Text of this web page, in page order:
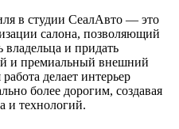
в студии СеалАвто — это
салона, позволяющий
владельца и придать
и премиальный внешний
делает интерьер
более дорогим, создавая
и технологий.